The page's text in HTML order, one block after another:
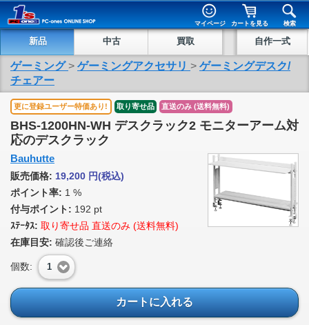
マイページ カートを見る 検索
新品 中古 買取 自作一式
ゲーミング > ゲーミングアクセサリ > ゲーミングデスク/
チェアー
更に登録ユーザー特価あり! 取り寄せ品 直送のみ (送料無料)
BHS-1200HN-WH デスクラック2 モニターアーム対
応のデスクラック
Bauhutte
販売価格: 19,200 円(税込)
ポイント率: 1 %
付与ポイント: 192 pt
ｽﾃｰﾀｽ: 取り寄せ品 直送のみ (送料無料)
在庫目安: 確認後ご連絡
個数: 1
カートに入れる